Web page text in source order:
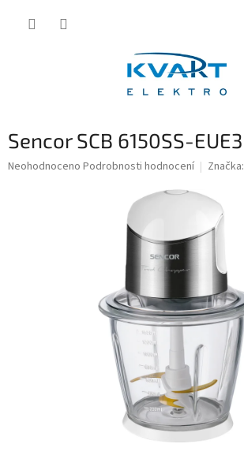
Sencor SCB 6150SS-EUE3
Průměrné
Neohodnoceno Podrobnosti hodnocení Značka: